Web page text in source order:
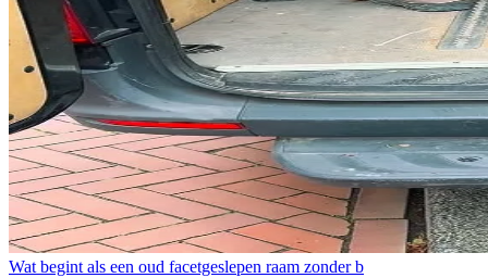
Wat begint als een oud facetgeslepen raam zonder b